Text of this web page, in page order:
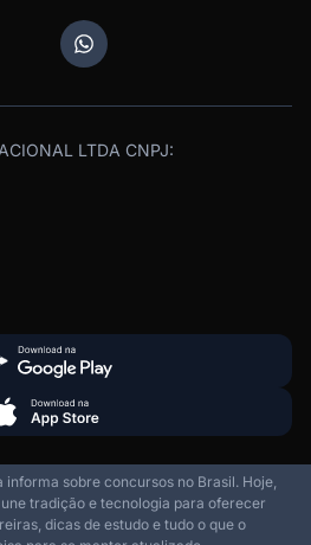
LTDA CNPJ:
informa sobre concursos no Brasil. Hoje,
tradição e tecnologia para oferecer
dicas de estudo e tudo o que o